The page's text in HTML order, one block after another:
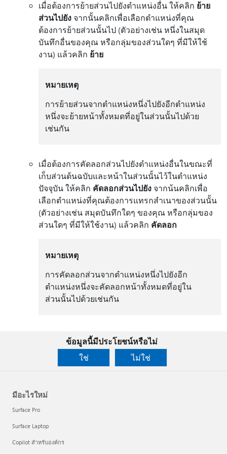
เมื่อต้องการย้ายส่วนไปยังตำแหน่งอื่น ให้คลิก ย้าย
ส่วนไปยัง จากนั้นคลิกเพื่อเลือกตำแหน่งที่คุณ
ต้องการย้ายส่วนนั้นไป (ตัวอย่างเช่น หนึ่งในสมุด
บันทึกอื่นของคุณ หรือกลุ่มของส่วนใดๆ ที่มีให้ใช้
งาน) แล้วคลิก ย้าย
หมายเหตุ
การย้ายส่วนจากตำแหน่งหนึ่งไปยังอีกตำแหน่ง
หนึ่งจะย้ายหน้าทั้งหมดที่อยู่ในส่วนนั้นไปด้วย
เช่นกัน
เมื่อต้องการคัดลอกส่วนไปยังตำแหน่งอื่นในขณะที่
เก็บส่วนต้นฉบับและหน้าในส่วนนั้นไว้ในตำแหน่ง
ปัจจุบัน ให้คลิก คัดลอกส่วนไปยัง จากน้นคลิกเพื่อ
เลือกตำแหน่งที่คุณต้องการแทรกสำเนาของส่วนนั้น
(ตัวอย่างเช่น สมุดบันทึกใดๆ ของคุณ หรือกลุ่มของ
ส่วนใดๆ ที่มีให้ใช้งาน) แล้วคลิก คัดลอก
หมายเหตุ
การคัดลอกส่วนจากตำแหน่งหนึ่งไปยังอีก
ตำแหน่งหนึ่งจะคัดลอกหน้าทั้งหมดที่อยู่ใน
ส่วนนั้นไปด้วยเช่นกัน
ข้อมูลนี้มีประโยชน์หรือไม่
ใช่
ไม่ใช่
มีอะไรใหม่
Surface Pro
Surface Laptop
Copilot สำหรับองค์กร